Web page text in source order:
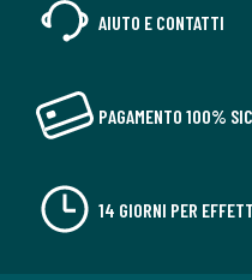
AIUTO E CONTATTI
PAGAMENTO 100%
14 GIORNI PER